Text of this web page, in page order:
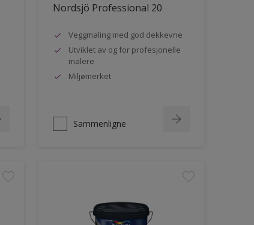
Nordsjö Professional 20
Veggmaling med god dekkevne
Utviklet av og for profesjonelle
malere
Miljømerket
Sammenligne